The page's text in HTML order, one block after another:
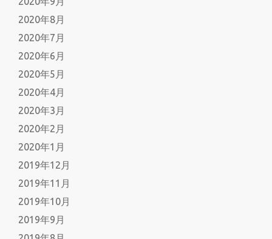
2020年8月
2020年7月
2020年6月
2020年5月
2020年4月
2020年3月
2020年2月
2020年1月
2019年12月
2019年11月
2019年10月
2019年9月